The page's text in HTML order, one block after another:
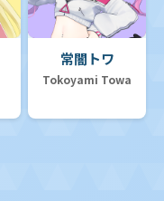
常闇トワ
Tokoyami Towa